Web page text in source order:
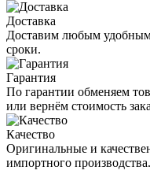
Доставка
Доставим любым удобным
сроки.
Гарантия
По гарантии обменяем
или вернём стоимость
Качество
Оригинальные и
импортного производства.